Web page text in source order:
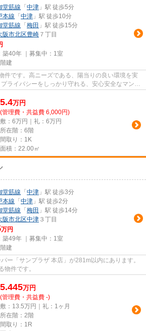
堂筋線 「 中津 」駅 徒歩5分
本線 「 中津 」駅 徒歩10分
堂筋線 「 梅田 」駅 徒歩15分
阪市北区豊崎 ７丁目
築40年 ｜募集中： 1室
建
件です。高ニーズである、陽当りの良い環境を実
ライバシーをしっかり守れる、安心安全なマンシ
5.4万円
(管理費・共益費 6,000円)
敷：6万円｜礼：6万円
所在階：6階
間取り：1K
面積：22.00㎡
堂筋線 「 中津 」駅 徒歩3分
本線 「 中津 」駅 徒歩2分
堂筋線 「 梅田 」駅 徒歩14分
阪市北区中津 ３丁目
万円
築49年 ｜募集中： 1室
建
ー「サンプラザ 本店」が281m以内にあります。
物件です。
5.445万円
(管理費・共益費 -)
敷：13.5万円｜礼：1ヶ月
所在階：2階
間取り：1R